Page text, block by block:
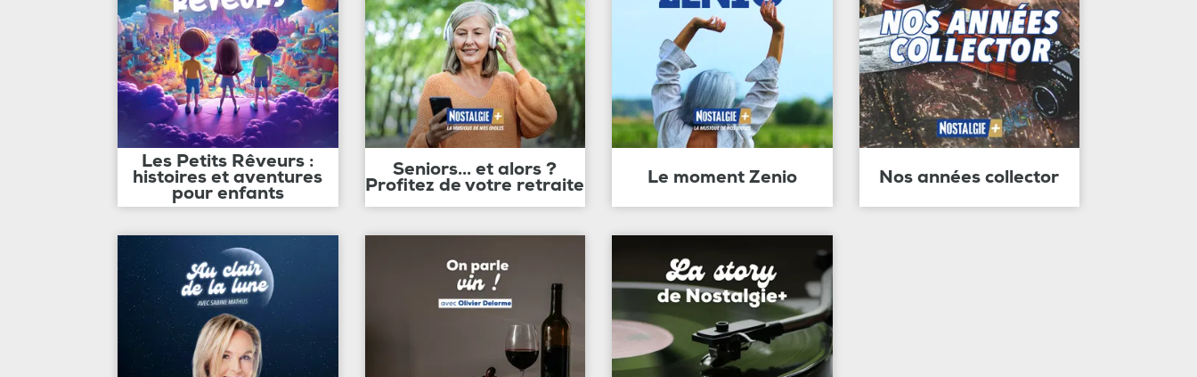
Les Petits Rêveurs :
histoires et aventures
pour enfants
Seniors... et alors ?
Profitez de votre retraite Le moment Zenio Nos années collector